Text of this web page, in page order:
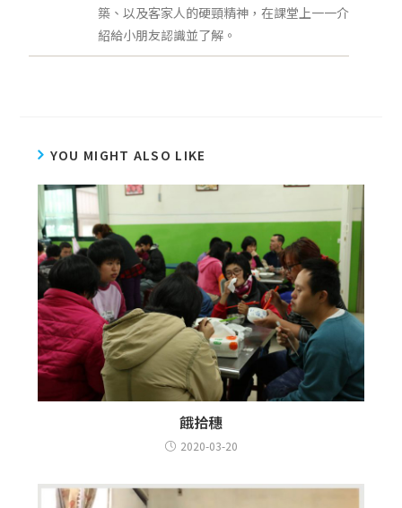
築、以及客家人的硬頸精神，在課堂上一一介
紹給小朋友認識並了解。
YOU MIGHT ALSO LIKE
餓拾穗
2020-03-20